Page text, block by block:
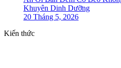
Khuyên Dinh Dưỡng
20 Tháng 5, 2026
Kiến thức